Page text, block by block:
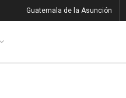
Guatemala de la Asunción